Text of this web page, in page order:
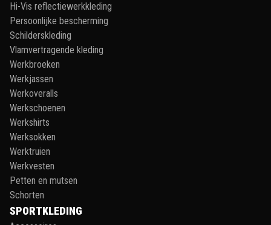
Hi-Vis reflectiewerkkleding
Persoonlijke bescherming
Schilderskleding
Vlamvertragende kleding
Werkbroeken
Werkjassen
Werkoveralls
Werkschoenen
Werkshirts
Werksokken
Werktruien
Werkvesten
Petten en mutsen
Schorten
SPORTKLEDING